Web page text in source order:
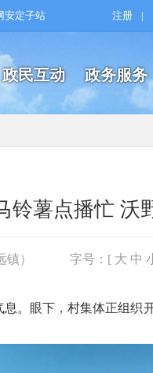
安定子站 注册 |
政民互动 政务服务
铃薯点播忙 沃
镇） 字号：[ 大 中
。眼下，村集体正组织